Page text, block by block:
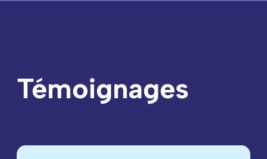
Témoignages